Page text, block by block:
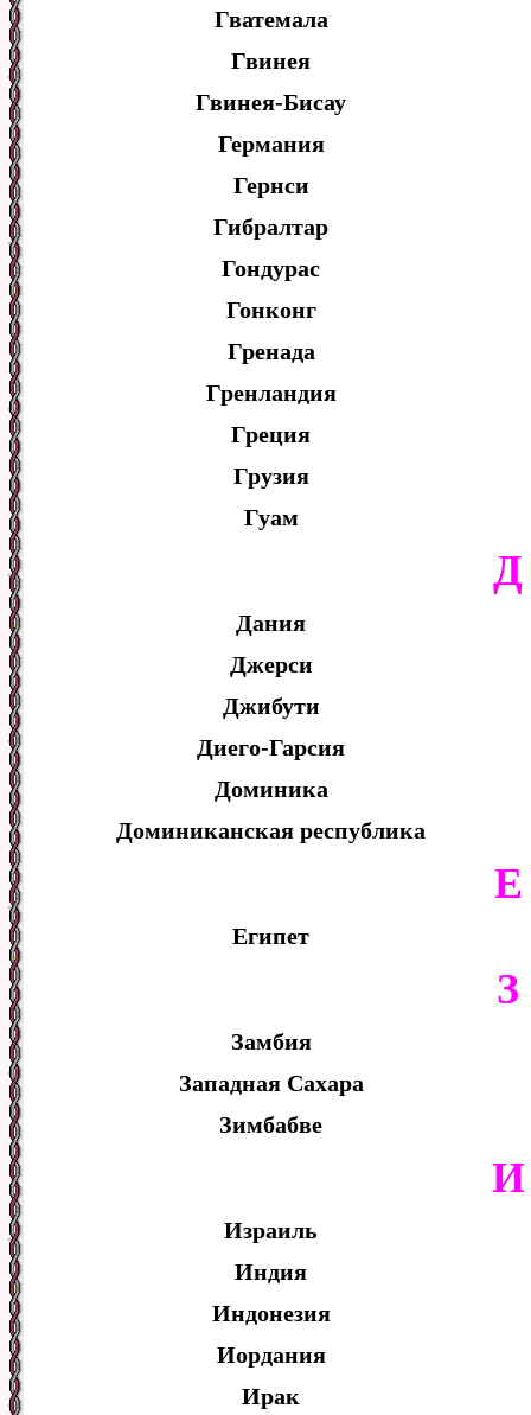
Гватемала
Гвинея
Гвинея-Бисау
Германия
Гернси
Гибралтар
Гондурас
Гонконг
Гренада
Гренландия
Греция
Грузия
Гуам
Д
Дания
Джерси
Джибути
Диего-Гарсия
Доминика
Доминиканская республика
Е
Египет
З
Замбия
Западная Сахара
Зимбабве
И
Израиль
Индия
Индонезия
Иордания
Ирак